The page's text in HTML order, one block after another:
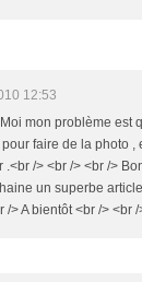
12:53
mon problème est
faire de la photo ,
/> <br /> <br />
un superbe
> A bientôt <br /> <br